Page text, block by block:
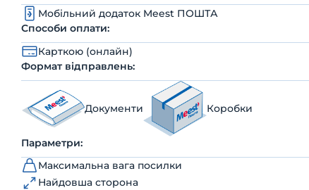
Мобільний додаток Meest ПОШТА
Способи оплати:
Карткою (онлайн)
Формат відправлень:
Документи Коробки
Параметри:
Максимальна вага посилки
Найдовша сторона